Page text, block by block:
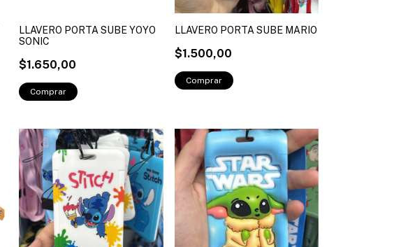
LLAVERO PORTA SUBE YOYO
SONIC
$1.650,00
LLAVERO PORTA SUBE MARIO
$1.500,00